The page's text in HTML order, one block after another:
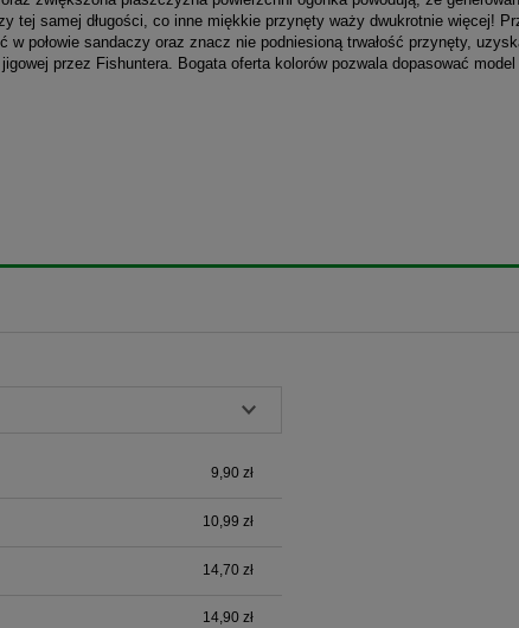
tej samej długości, co inne miękkie przynęty waży dwukrotnie więcej!
w połowie sandaczy oraz znacz nie podniesioną trwałość przynęty,
jigowej przez Fishuntera. Bogata oferta kolorów pozwala dopasować
9,90 zł
10,99 zł
14,70 zł
14,90 zł